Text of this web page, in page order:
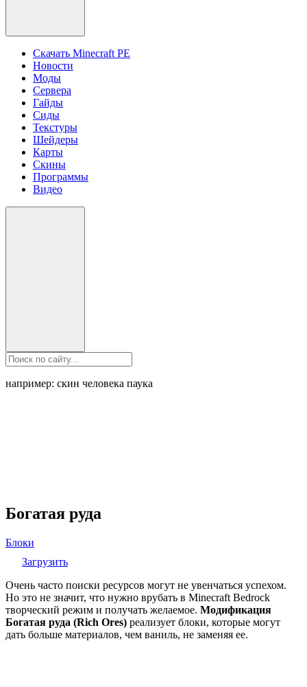
Скачать Minecraft PE
Новости
Моды
Сервера
Гайды
Сиды
Текстуры
Шейдеры
Карты
Скины
Программы
Видео
например: скин человека паука
Богатая руда
Блоки
Загрузить
Очень часто поиски ресурсов могут не увенчаться успехом.
Но это не значит, что нужно врубать в Minecraft Bedrock
творческий режим и получать желаемое. Модификация
Богатая руда (Rich Ores) реализует блоки, которые могут
дать больше материалов, чем ваниль, не заменяя ее.